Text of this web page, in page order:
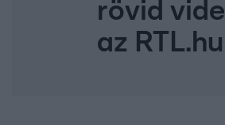
rövid
az